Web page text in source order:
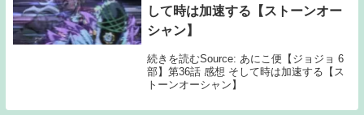
して時は加速する【ストーンオー
シャン】
続きを読むSource: あにこ便【ジョジョ 6
部】第36話 感想 そして時は加速する【ス
トーンオーシャン】